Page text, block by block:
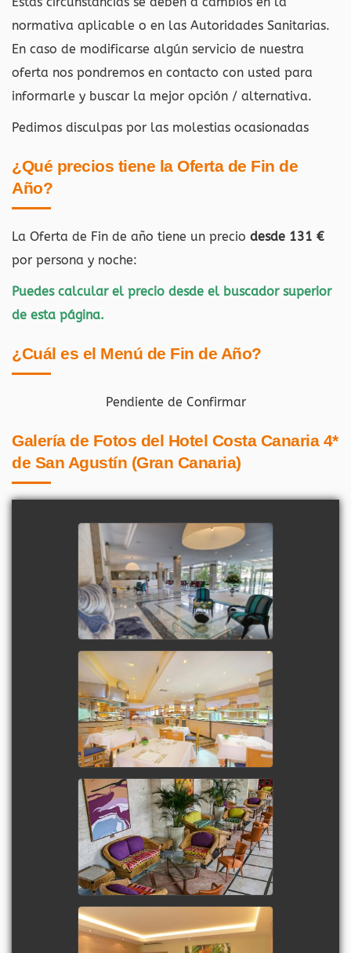
normativa aplicable o en las Autoridades Sanitarias.
En caso de modificarse algún servicio de nuestra
oferta nos pondremos en contacto con usted para
informarle y buscar la mejor opción / alternativa.
Pedimos disculpas por las molestias ocasionadas
¿Qué precios tiene la Oferta de Fin de
Año?
La Oferta de Fin de año tiene un precio desde 131 €
por persona y noche:
Puedes calcular el precio desde el buscador superior
de esta página.
¿Cuál es el Menú de Fin de Año?
Pendiente de Confirmar
Galería de Fotos del Hotel Costa Canaria 4*
de San Agustín (Gran Canaria)